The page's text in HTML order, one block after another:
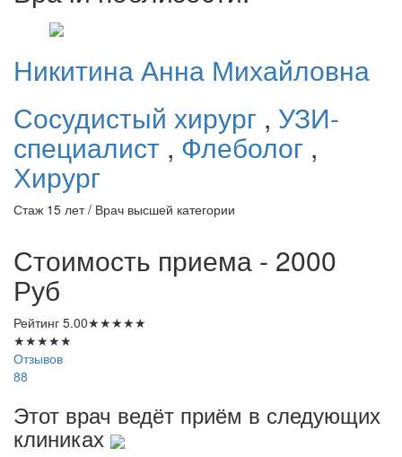
НикитинаАнна Михайловна
Сосудистый хирург , УЗИ-
специалист , Флеболог ,
Хирург
Стаж 15 лет / Врач высшей категории
Стоимость приема - 2000
Руб
Рейтинг 5.00★★★★★
★★★★★
Отзывов
88
Этот врач ведёт приём в следующих
клиниках